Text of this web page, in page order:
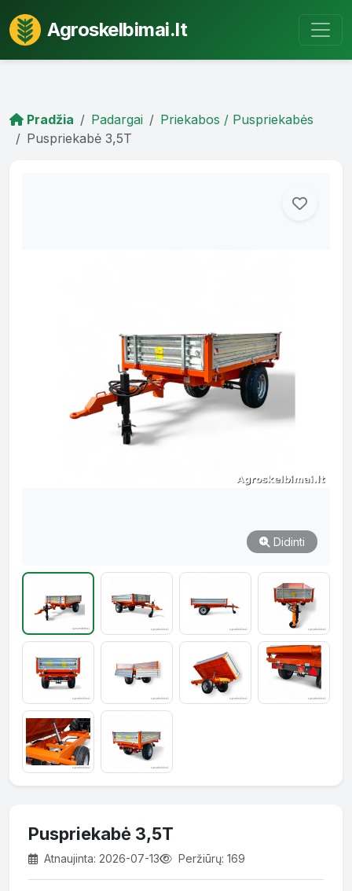
Agroskelbimai.lt
Pradžia Padargai
Priekabos / Puspriekabės
Puspriekabė 3,5T
Didinti
Puspriekabė 3,5T
Atnaujinta: 2026-07-13 Peržiūrų: 169